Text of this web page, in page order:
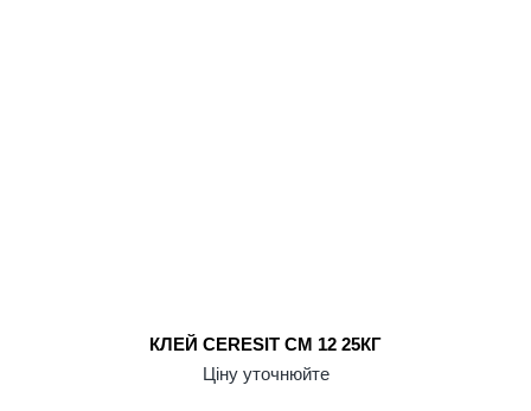
КЛЕЙ CERESIT CM 12 25КГ
Ціну уточнюйте